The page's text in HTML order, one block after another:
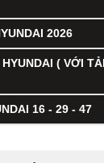
2026
( VỚI TẢI
16 - 29 - 47